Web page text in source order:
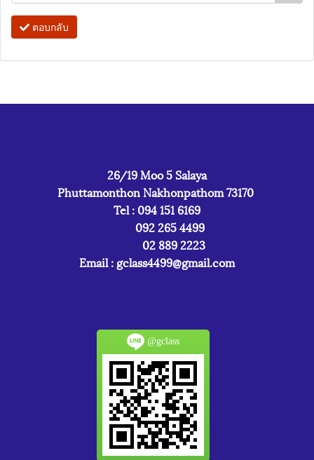
ตอบกลับ
26/19 Moo 5 Salaya
Phuttamonthon Nakhonpathom 73170
Tel : 094 151 6169
092 265 4499
02 889 2223
Email : gclass4499@gmail.com
@gclass